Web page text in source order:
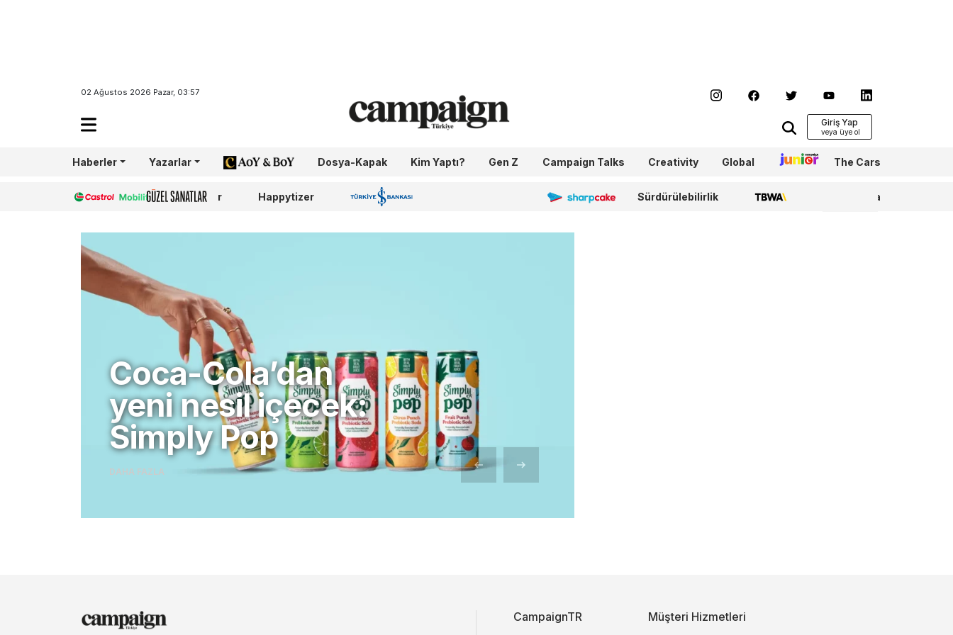
02 Ağustos 2026 Pazar, 03:57
Giriş Yap
Haberler Yazarlar AoY/BoY Dosya-Kapak Kim Yaptı? Gen Z Campaign Talks Creativity Global Junior The Cars
Castrol Güzel Sanatlar Happytizer İş Bankası 100.Yıl Sharpcake Sürdürülebilirlik TBWA WPP Media
Coca-Cola’dan
yeni nesil içecek:
Simply Pop
DAHA FAZLA
CampaignTR Müşteri Hizmetleri